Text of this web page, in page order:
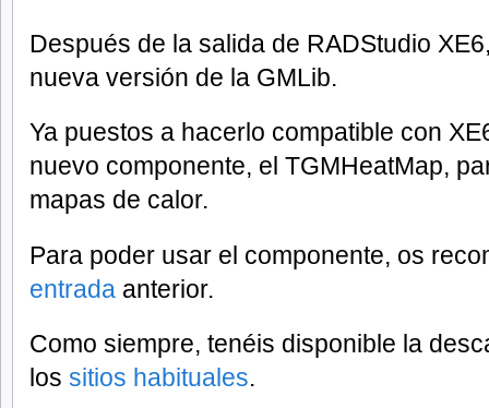
Después de la salida de RADStudio
nueva versión de la GMLib.
Ya puestos a hacerlo compatible con
nuevo componente, el TGMHeatMap,
mapas de calor.
Para poder usar el componente, os
entrada anterior.
Como siempre, tenéis disponible la
los sitios habituales.